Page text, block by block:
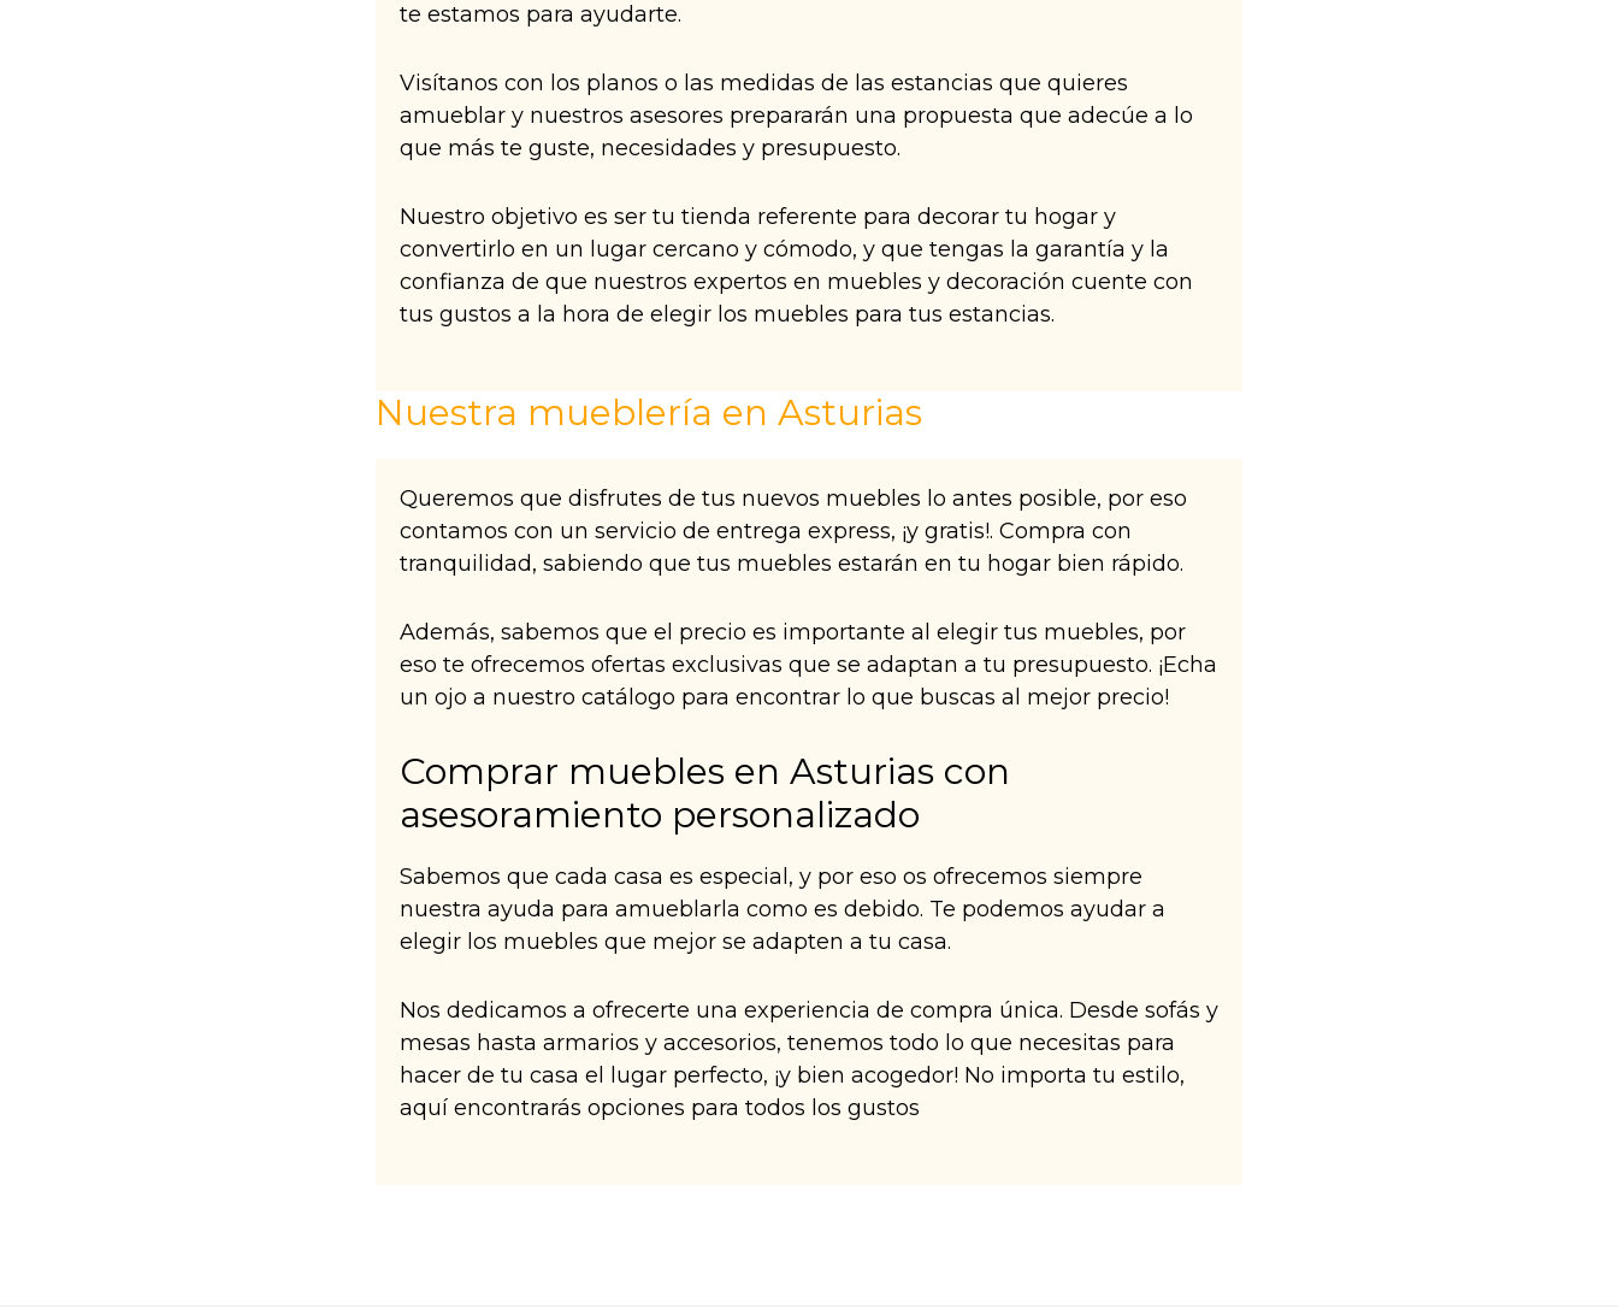
te estamos para ayudarte.
Visítanos con los planos o las medidas de las estancias que quieres
amueblar y nuestros asesores prepararán una propuesta que adecúe a lo
que más te guste, necesidades y presupuesto.
Nuestro objetivo es ser tu tienda referente para decorar tu hogar y
convertirlo en un lugar cercano y cómodo, y que tengas la garantía y la
confianza de que nuestros expertos en muebles y decoración cuente con
tus gustos a la hora de elegir los muebles para tus estancias.
Nuestra mueblería en Asturias
Queremos que disfrutes de tus nuevos muebles lo antes posible, por eso
contamos con un servicio de entrega express, ¡y gratis!. Compra con
tranquilidad, sabiendo que tus muebles estarán en tu hogar bien rápido.
Además, sabemos que el precio es importante al elegir tus muebles, por
eso te ofrecemos ofertas exclusivas que se adaptan a tu presupuesto. ¡Echa
un ojo a nuestro catálogo para encontrar lo que buscas al mejor precio!
Comprar muebles en Asturias con
asesoramiento personalizado
Sabemos que cada casa es especial, y por eso os ofrecemos siempre
nuestra ayuda para amueblarla como es debido. Te podemos ayudar a
elegir los muebles que mejor se adapten a tu casa.
Nos dedicamos a ofrecerte una experiencia de compra única. Desde sofás y
mesas hasta armarios y accesorios, tenemos todo lo que necesitas para
hacer de tu casa el lugar perfecto, ¡y bien acogedor! No importa tu estilo,
aquí encontrarás opciones para todos los gustos